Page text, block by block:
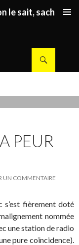
le sait, sachez
PEUR
UN COMMENTAIRE
s’est fièrement doté
nommée
une station de radio
pure coïncidence).